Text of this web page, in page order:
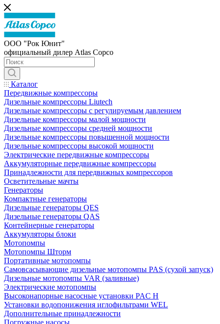
ООО "Рок Юнит"
официальный дилер Atlas Copco
Каталог
Передвижные компрессоры
Дизельные компрессоры Liutech
Дизельные компрессоры с регулируемым давлением
Дизельные компрессоры малой мощности
Дизельные компрессоры средней мощности
Дизельные компрессоры повышенной мощности
Дизельные компрессоры высокой мощности
Электрические передвижные компрессоры
Аккумуляторные передвижные компрессоры
Принадлежности для передвижных компрессоров
Осветительные мачты
Генераторы
Компактные генераторы
Дизельные генераторы QES
Дизельные генераторы QAS
Контейнерные генераторы
Аккумуляторы блоки
Мотопомпы
Мотопомпы Шторм
Портативные мотопомпы
Самовсасывающие дизельные мотопомпы PAS (сухой запуск)
Дизельные мотопомпы VAR (заливные)
Электрические мотопомпы
Высоконапорные насосные установки PAC H
Установки водопонижения иглофильтрами WEL
Дополнительные принадлежности
Погружные насосы